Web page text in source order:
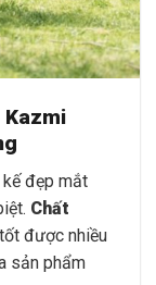
Kazmi
đẹp mắt
Chất
được nhiều
sản phẩm